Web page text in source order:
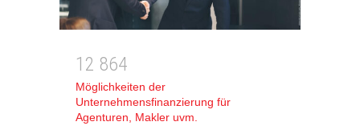
1 2 864
Möglichkeiten der
Unternehmensfinanzierung für
Agenturen, Makler uvm.